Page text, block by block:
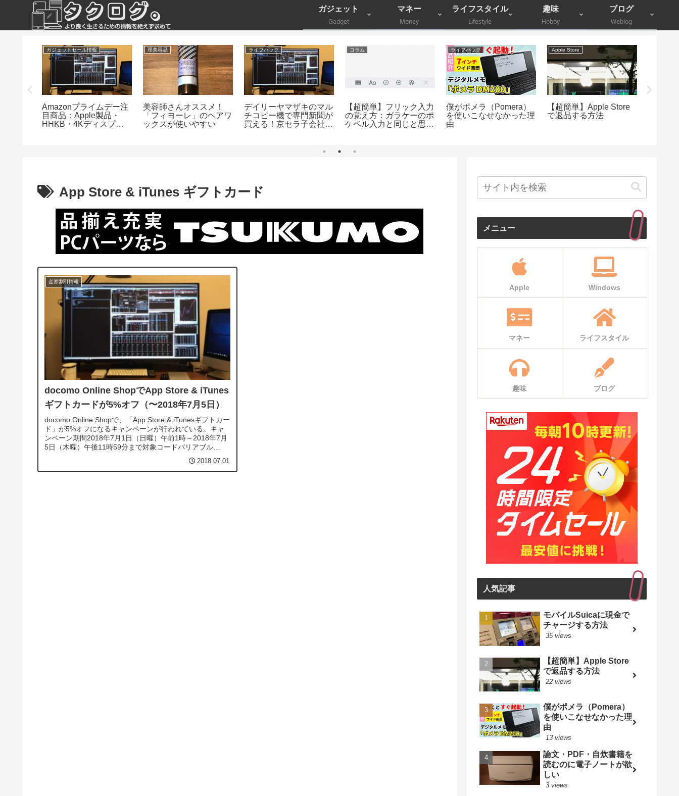
ガジェット
Gadget
マネー
Money
ライフスタイル
Lifestyle
趣味
Hobby
ブログ
Weblog
ガジェットセール情報
Amazonプライムデー注
目商品：Apple製品・
HHKB・4Kディスプレ
理美容品
美容師さんオススメ！
「フィヨーレ」のヘアワ
ックスが使いやすい
ライフハック
デイリーヤマザキのマル
チコピー機で専門新聞が
買える！京セラ子会社が
コラム
【超簡単】フリック入力
の覚え方：ガラケーのポ
ケベル入力と同じと思
ライフハック
僕がポメラ（Pomera）
を使いこなせなかった理
由
Apple Store
【超簡単】Apple Store
で返品する方法
App Store & iTunes ギフトカード
金券割引情報
docomo Online ShopでApp Store & iTunes
ギフトカードが5%オフ（〜2018年7月5日）
docomo Online Shopで、「App Store & iTunesギフトカー
ド」が5%オフになるキャンペーンが行われている。キャ
ンペーン期間2018年7月1日（日曜）午前1時～2018年7月
5日（木曜）午後11時59分まで対象コードバリアブル
2018.07.01
メニュー
Apple Windows
マネー ライフスタイル
趣味 ブログ
人気記事
モバイルSuicaに現金で
チャージする方法
35 views
【超簡単】Apple Store
で返品する方法
22 views
僕がポメラ（Pomera）
を使いこなせなかった理
由
13 views
論文・PDF・自炊書籍を
読むのに電子ノートが欲
しい
3 views